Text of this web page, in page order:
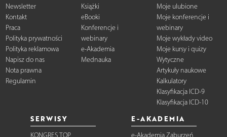
Newsletter
Kontakt
Praca
Polityka prywatności
Polityka reklamowa
Napisz do nas
Nota prawna
Regulamin
Książki
eBooki
Konferencje i
webinary
e-Akademia
Mednauka
Moje ulubione
Moje konferencje i
webinary
Moje wykłady video
Moje kursy i quizy
Wytyczne
Artykuły naukowe
Kalkulatory
Klasyfikacja ICD-9
Klasyfikacja ICD-10
SERWISY E-AKADEMIA